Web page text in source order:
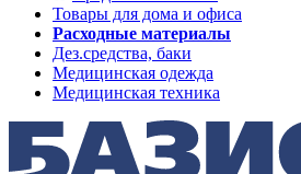
Товары для дома и офиса
Расходные материалы
Дез.средства, баки
Медицинская одежда
Медицинская техника